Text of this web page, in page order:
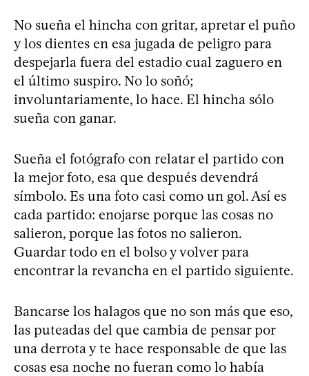
No sueña el hincha con gritar, apretar el puño
y los dientes en esa jugada de peligro para
despejarla fuera del estadio cual zaguero en
el último suspiro. No lo soñó;
involuntariamente, lo hace. El hincha sólo
sueña con ganar.
Sueña el fotógrafo con relatar el partido con
la mejor foto, esa que después devendrá
símbolo. Es una foto casi como un gol. Así es
cada partido: enojarse porque las cosas no
salieron, porque las fotos no salieron.
Guardar todo en el bolso y volver para
encontrar la revancha en el partido siguiente.
Bancarse los halagos que no son más que eso,
las puteadas del que cambia de pensar por
una derrota y te hace responsable de que las
cosas esa noche no fueran como lo había